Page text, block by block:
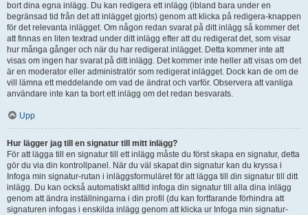
bort dina egna inlägg. Du kan redigera ett inlägg (ibland bara under en
begränsad tid från det att inlägget gjorts) genom att klicka på redigera-knappen
för det relevanta inlägget. Om någon redan svarat på ditt inlägg så kommer det
att finnas en liten textrad under ditt inlägg efter att du redigerat det, som visar
hur många gånger och när du har redigerat inlägget. Detta kommer inte att
visas om ingen har svarat på ditt inlägg. Det kommer inte heller att visas om det
är en moderator eller administratör som redigerat inlägget. Dock kan de om de
vill lämna ett meddelande om vad de ändrat och varför. Observera att vanliga
användare inte kan ta bort ett inlägg om det redan besvarats.
Upp
Hur lägger jag till en signatur till mitt inlägg?
För att lägga till en signatur till ett inlägg måste du först skapa en signatur, detta
gör du via din kontrollpanel. När du väl skapat din signatur kan du kryssa i
Infoga min signatur-rutan i inläggsformuläret för att lägga till din signatur till ditt
inlägg. Du kan också automatiskt alltid infoga din signatur till alla dina inlägg
genom att ändra inställningarna i din profil (du kan fortfarande förhindra att
signaturen infogas i enskilda inlägg genom att klicka ur Infoga min signatur-